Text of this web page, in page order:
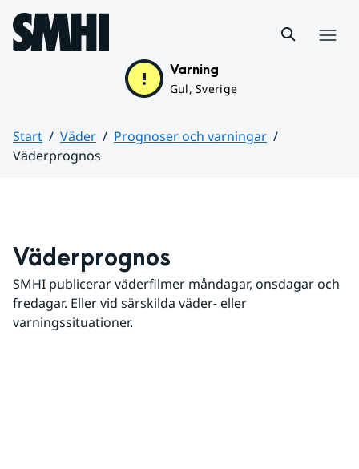
Hoppa till sidans innehåll
Varning
Gul, Sverige
Start Väder
Prognoser och varningar
Väderprognos
Väderprognos
SMHI publicerar väderfilmer måndagar, onsdagar och
fredagar. Eller vid särskilda väder- eller
varningssituationer.